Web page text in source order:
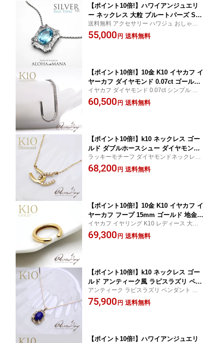
【ポイント10倍!】ハワイアンジュエリ
ー ネックレス 大粒 ブルートパーズ SV9
25 オクタゴン ペンダントトップ 天然石
パワーストーン シルバー wpd2158
送料無料 アクセサリー ハワジュ おしゃれ
贈り物 ギフト プレゼント 記念日 誕生日 ユ
ニセックス silver 大きめ ブルートパーズ ペ
55,000 円 送料無料
【ポイント10倍!】10金 K10 イヤカフ イ
ヤーカフ ダイヤモンド 0.07ct ゴールド
ホワイトゴールド イエローゴールド 片
耳 アクセサリー レディース RERALUy
イヤカフ ダイヤモンド 0.07ct シンプル 誰
からも好かれる K10 レディース 大人 女性
プレゼント 誕生日 記念日 ラッピング ギフ
60,500 円 送料無料
【ポイント10倍!】k10 ネックレス ゴー
ルド ダブルホースシュー ダイヤモンド
0.07ct ペンダント RERALUyレディース
女性 馬蹄 華奢 10金 K10 18金 k18 アジ
ラッキーモチーフ ダイヤモンドネックレス
10金 レディース 大人 女性 かわいい プレゼ
ント 誕生日 記念日 ラッピング ギフト
68,200 円 送料無料
【ポイント10倍!】10金 K10 イヤカフ イ
ヤーカフ フープ 15mm ゴールド 地金
片耳 アクセサリー レディース RERALU
y 女性 ジュエリー rer2136
イヤカフ イヤリング K10 レディース 大人
女性 シンプル プレゼント 誕生日 記念日 ラ
ッピング ギフト 揺れる
69,300 円 送料無料
【ポイント10倍!】k10 ネックレス ゴー
ルド アンティーク風 ラピスラズリ ペン
ダント ベネチアンチェーン RERALUy
レディース 女性 パワーストーン 10金 K
アンティーク ラピスラズリ ペンダント ネ
ックレス 10金 レディース 大人 女性 プレゼ
ント 誕生日 記念日 ラッピング ギフト
75,900 円 送料無料
【ポイント10倍!】ハワイアンジュエリ